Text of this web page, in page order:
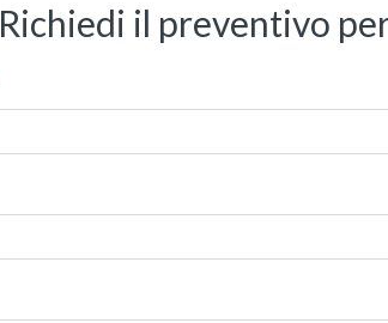
Richiedi il preventivo